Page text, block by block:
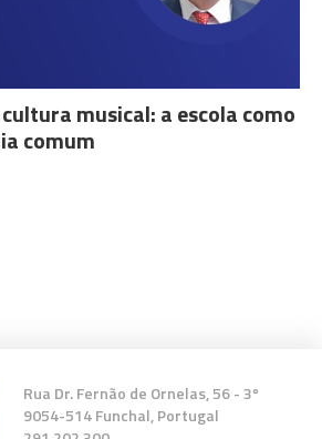
musical: a escola como
comum
Rua Dr. Fernão de Ornelas, 56 - 3º
9054-514 Funchal, Portugal